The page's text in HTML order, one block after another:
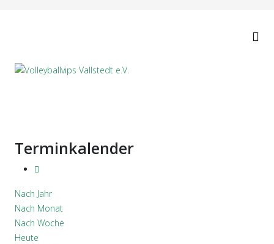
Terminkalender
Nach Jahr
Nach Monat
Nach Woche
Heute